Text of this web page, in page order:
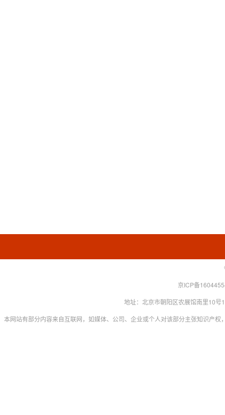
京ICP备
地址：北京市朝阳区农展馆南里10
本网站有部分内容来自互联网，如媒体、公司、企业或个人对该部分主张知识产